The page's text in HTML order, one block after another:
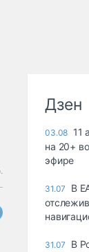
Дзен
03.08 11
на 20+
эфире
31.07
В
31.07
В